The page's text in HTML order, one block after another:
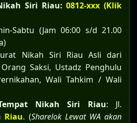
Siri Riau:0812-xxx (Klik
Sabtu (Jam 06:00 s/d 21.00
Nikah Siri Riau Asli dari
Saksi, Ustadz Penghulu
Wali Tahkim / Wali
Nikah Siri Riau: Jl.
Riau. (Sharelok Lewat WA akan